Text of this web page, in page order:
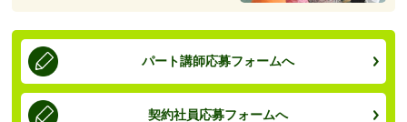
パート講師応募フォームへ
契約社員応募フォームへ